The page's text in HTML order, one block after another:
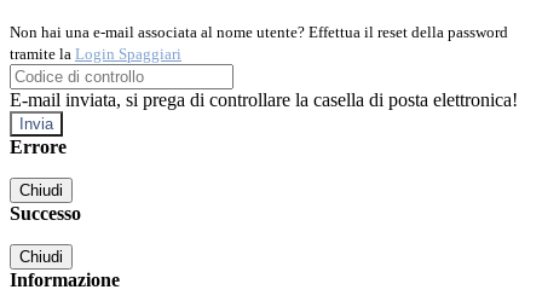
Non hai una e-mail associata al nome utente? Effettua il reset della password
tramite la Login Spaggiari
E-mail inviata, si prega di controllare la casella di posta elettronica!
Errore
Chiudi
Successo
Chiudi
Informazione